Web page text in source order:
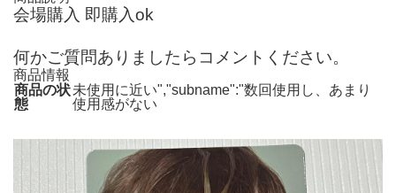
会場購入 即購入ok
何かご質問ありましたらコメントください。
商品情報
商品の状
態
未使用に近い","subname":"数回使用し、あまり
使用感がない